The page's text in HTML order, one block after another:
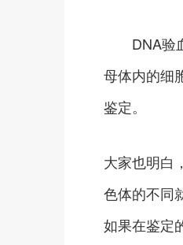
DNA验血
母体内的细
鉴定。
大家也明白
色体的不同
如果在鉴定